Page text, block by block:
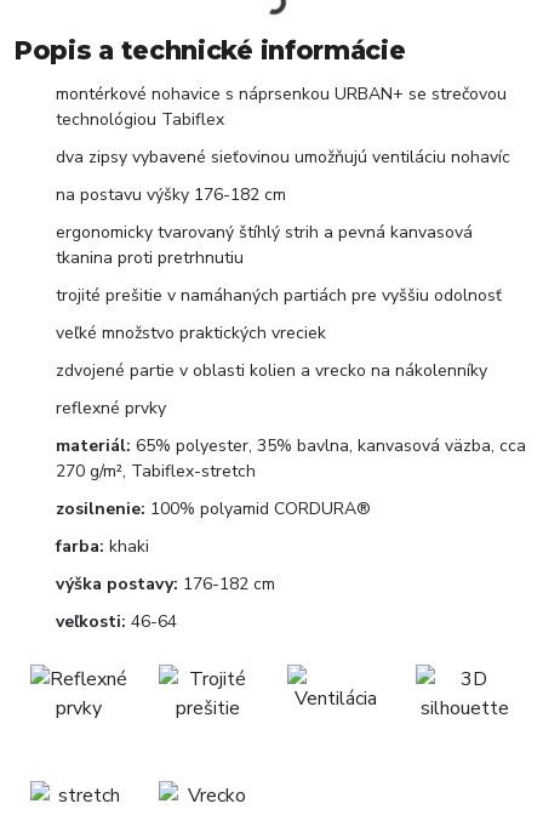
Popis a technické informácie
montérkové nohavice s náprsenkou URBAN+ se strečovou
technológiou Tabiflex
dva zipsy vybavené sieťovinou umožňujú ventiláciu nohavíc
na postavu výšky 176-182 cm
ergonomicky tvarovaný štíhlý strih a pevná kanvasová
tkanina proti pretrhnutiu
trojité prešitie v namáhaných partiách pre vyššiu odolnosť
veľké množstvo praktických vreciek
zdvojené partie v oblasti kolien a vrecko na nákolenníky
reflexné prvky
materiál: 65% polyester, 35% bavlna, kanvasová väzba, cca
270 g/m², Tabiflex-stretch
zosilnenie: 100% polyamid CORDURA®
farba: khaki
výška postavy: 176-182 cm
veľkosti: 46-64